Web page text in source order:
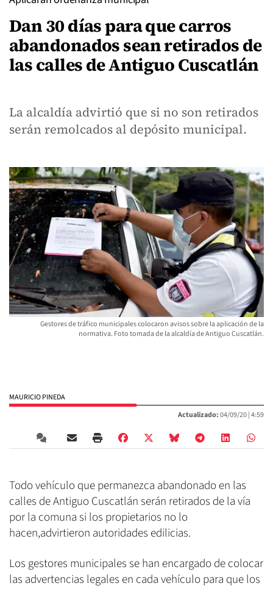
Dan 30 días para que carros
abandonados sean retirados de
las calles de Antiguo Cuscatlán
La alcaldía advirtió que si no son retirados
serán remolcados al depósito municipal.
Gestores de tráfico municipales colocaron avisos sobre la aplicación de la
normativa. Foto tomada de la alcaldía de Antiguo Cuscatlán.
MAURICIO PINEDA
Actualizado:04/09/20 |4:59
Todo vehículo que permanezca abandonado en las
calles de Antiguo Cuscatlán serán retirados de la vía
por la comuna si los propietarios no lo
hacen,advirtieron autoridades edilicias.
Los gestores municipales se han encargado de colocar
las advertencias legales en cada vehículo para que los